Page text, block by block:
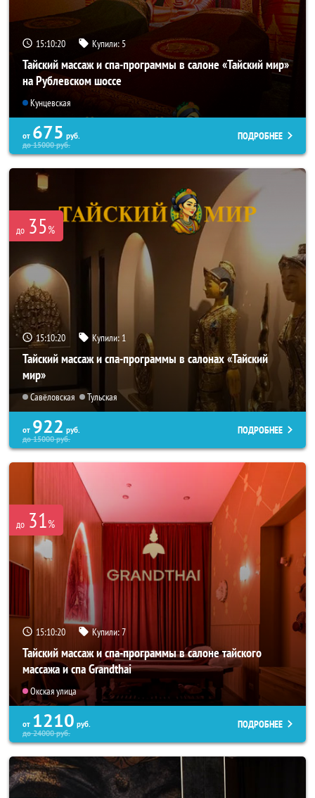
15:10:18 Купили: 5
Тайский массаж и спа-программы в салоне «Тайский мир»
на Рублевском шоссе
Кунцевская
от 675 руб.
до15000руб.
ПОДРОБНЕЕ
до 35%
15:10:18 Купили: 1
Тайский массаж и спа-программы в салонах «Тайский
мир»
Савёловская Тульская
от 922 руб.
до15000руб.
ПОДРОБНЕЕ
до 31%
15:10:18 Купили:7
Тайский массаж и спа-программы в салоне тайского
массажа и спа Grandthai
Окская улица
от 1210 руб.
до24000руб.
ПОДРОБНЕЕ